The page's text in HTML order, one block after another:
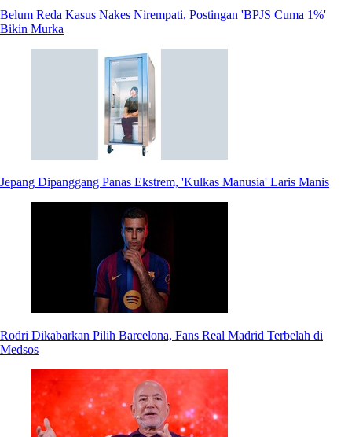
Belum Reda Kasus Nakes Nirempati, Postingan 'BPJS Cuma 1%'
Bikin Murka
Jepang Dipanggang Panas Ekstrem, 'Kulkas Manusia' Laris Manis
Rodri Dikabarkan Pilih Barcelona, Fans Real Madrid Terbelah di
Medsos